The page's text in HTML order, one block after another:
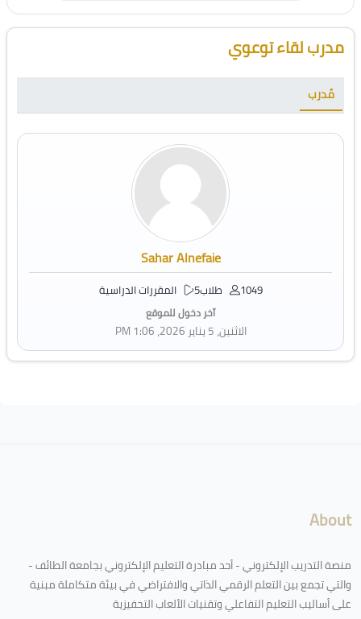
الكتل
تجاوز [Cocoon] Course Instructor
مدرب لقاء توعوي
مُدرب
Sahar Alnefaie
1049 طلاب 5 المقررات الدراسية
آخر دخول للموقع
الاثنين، 5 يناير 2026، 1:06 PM
About
منصة التدريب الإلكتروني - أحد مبادرة التعليم الإلكتروني بجامعة الطائف -
والتي تجمع بين التعلم الرقمي الذاتي والافتراضي في بيئة متكاملة مبنية
على أساليب التعليم التفاعلي وتقنيات الألعاب التحفيزية